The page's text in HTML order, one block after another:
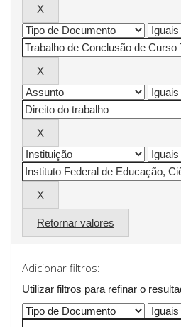
Retornar valores
Adicionar filtros:
Utilizar filtros para refinar o